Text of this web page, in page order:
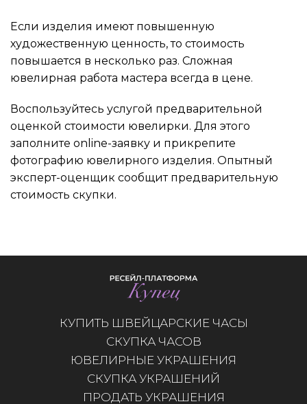
Если изделия имеют повышенную
художественную ценность, то стоимость
повышается в несколько раз. Сложная
ювелирная работа мастера всегда в цене.
Воспользуйтесь услугой предварительной
оценкой стоимости ювелирки. Для этого
заполните online-заявку и прикрепите
фотографию ювелирного изделия. Опытный
эксперт-оценщик сообщит предварительную
стоимость скупки.
КУПИТЬ ШВЕЙЦАРСКИЕ ЧАСЫ
СКУПКА ЧАСОВ
ЮВЕЛИРНЫЕ УКРАШЕНИЯ
СКУПКА УКРАШЕНИЙ
ПРОДАТЬ УКРАШЕНИЯ